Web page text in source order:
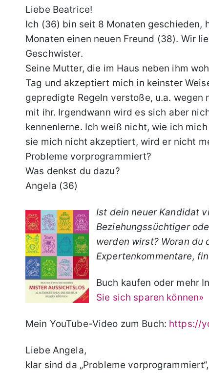
Liebe Beatrice!
Ich (36) bin seit 8 Monaten geschieden,
Monaten einen neuen Freund (38). Wir
Geschwister.
Seine Mutter, die im Haus neben ihm
Tag und akzeptiert mich in keinster
gepredigte Regeln verstoße, u.a. wegen
mit ihr. Irgendwann wird es sich aber
kennenlerne. Ich weiß nicht, wie ich
sie mich nicht akzeptiert, wird er nicht
Probleme vorprogrammiert?
Was denkst du dazu?
Angela (36)
Ist dein neuer Kandidat
Beziehungssüchtiger
werden wirst? Woran du
Expertenkommentare,
Buch kaufen oder mehr
Sie sich sparen können»
Mein YouTube-Video zum Buch: https://
Liebe Angela,
klar sind da „Probleme